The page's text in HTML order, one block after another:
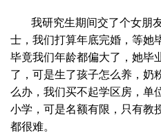
我研究生期间交了个女朋
士，我们打算年底完婚，等她
毕竟我们年龄都偏大了，她毕
了，可是生了孩子怎么养，奶
么办，我们买不起学区房，单
小学，可是名额有限，只有教
都很难。